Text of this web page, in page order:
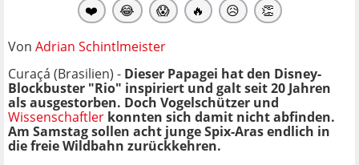
❤️ 😂 😱 🔥 😥 👏
Von Adrian Schintlmeister
Curaçá (Brasilien) - Dieser Papagei hat den Disney-
Blockbuster "Rio" inspiriert und galt seit 20 Jahren
als ausgestorben. Doch Vogelschützer und
Wissenschaftler konnten sich damit nicht abfinden.
Am Samstag sollen acht junge Spix-Aras endlich in
die freie Wildbahn zurückkehren.